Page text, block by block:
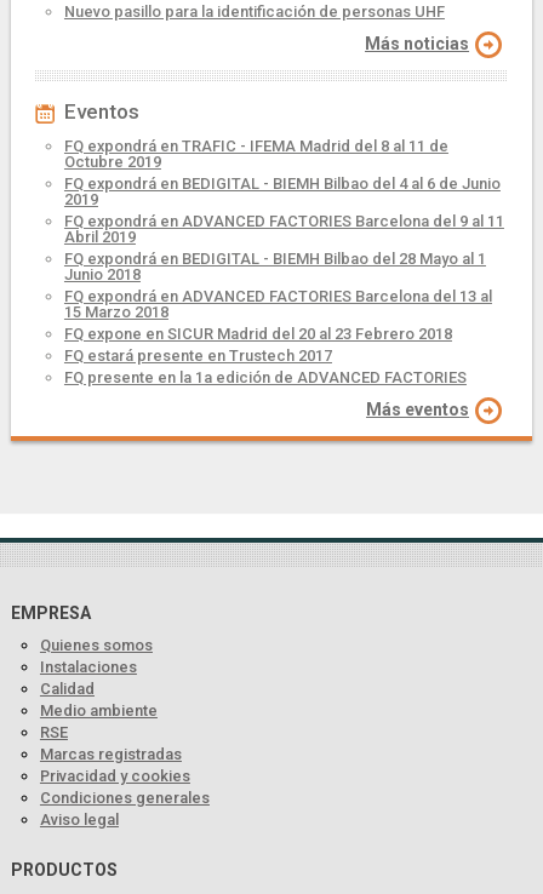
Nuevo pasillo para la identificación de personas UHF
Más noticias
Eventos
FQ expondrá en TRAFIC - IFEMA Madrid del 8 al 11 de
Octubre 2019
FQ expondrá en BEDIGITAL - BIEMH Bilbao del 4 al 6 de Junio
2019
FQ expondrá en ADVANCED FACTORIES Barcelona del 9 al 11
Abril 2019
FQ expondrá en BEDIGITAL - BIEMH Bilbao del 28 Mayo al 1
Junio 2018
FQ expondrá en ADVANCED FACTORIES Barcelona del 13 al
15 Marzo 2018
FQ expone en SICUR Madrid del 20 al 23 Febrero 2018
FQ estará presente en Trustech 2017
FQ presente en la 1a edición de ADVANCED FACTORIES
Más eventos
EMPRESA
Quienes somos
Instalaciones
Calidad
Medio ambiente
RSE
Marcas registradas
Privacidad y cookies
Condiciones generales
Aviso legal
PRODUCTOS